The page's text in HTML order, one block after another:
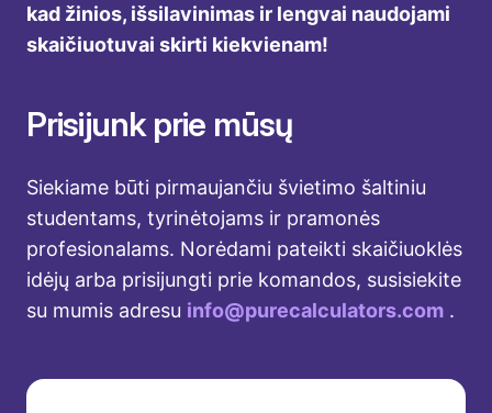
kad žinios, išsilavinimas ir lengvai naudojami
skaičiuotuvai skirti kiekvienam!
Prisijunk prie mūsų
Siekiame būti pirmaujančiu švietimo šaltiniu
studentams, tyrinėtojams ir pramonės
profesionalams. Norėdami pateikti skaičiuoklės
idėjų arba prisijungti prie komandos, susisiekite
su mumis adresu info@purecalculators.com .